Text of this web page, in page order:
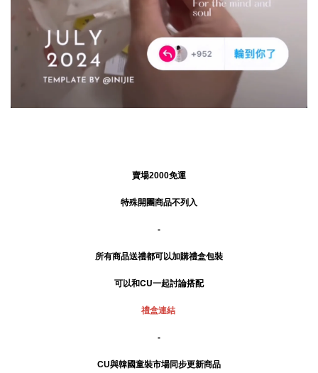
賣場2000免運
特殊開團商品不列入
-
所有商品送禮都可以加購禮盒包裝
可以和CU一起討論搭配
禮盒連結
-
CU與韓國童裝市場同步更新商品